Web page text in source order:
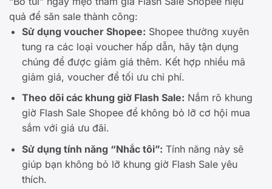
quả để săn sale thành công:
Sử dụng voucher Shopee: Shopee thường xuyên
tung ra các loại voucher hấp dẫn, hãy tận dụng
chúng để được giảm giá thêm. Kết hợp nhiều mã
giảm giá, voucher để tối ưu chi phí.
Theo dõi các khung giờ Flash Sale: Nắm rõ khung
giờ Flash Sale Shopee để không bỏ lỡ cơ hội mua
sắm với giá ưu đãi.
Sử dụng tính năng “Nhắc tôi”: Tính năng này sẽ
giúp bạn không bỏ lỡ khung giờ Flash Sale yêu
thích.